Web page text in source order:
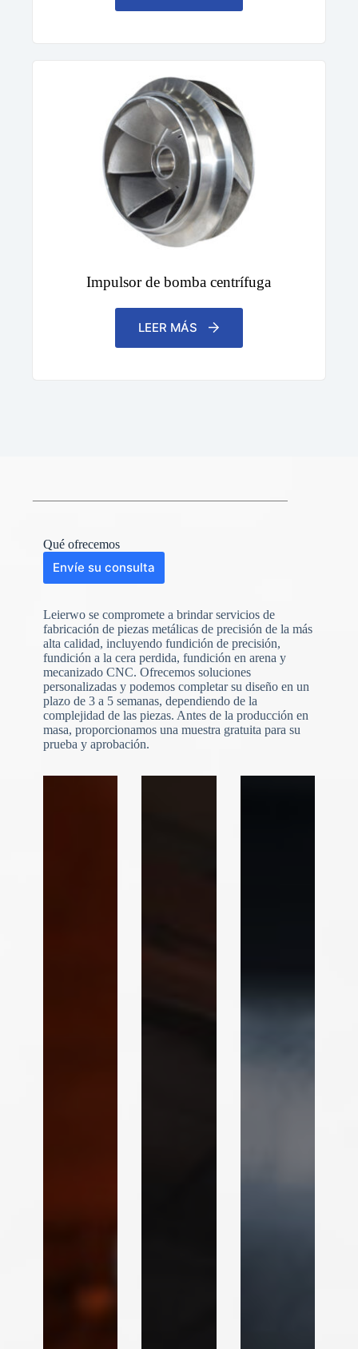
Impulsor de bomba centrífuga
LEER MÁS
Qué ofrecemos
Envíe su consulta
N
o
c
o
u
Leierwo se compromete a brindar servicios de
fabricación de piezas metálicas de precisión de la más
alta calidad, incluyendo fundición de precisión,
fundición a la cera perdida, fundición en arena y
mecanizado CNC. Ofrecemos soluciones
personalizadas y podemos completar su diseño en un
plazo de 3 a 5 semanas, dependiendo de la
complejidad de las piezas. Antes de la producción en
masa, proporcionamos una muestra gratuita para su
prueba y aprobación.